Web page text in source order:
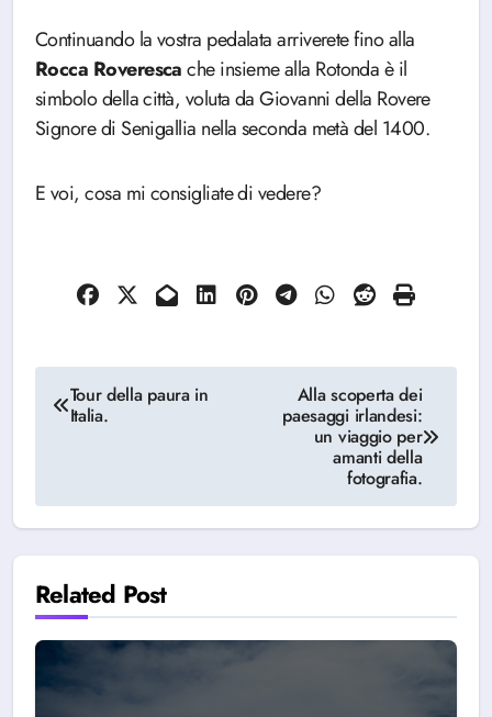
Continuando la vostra pedalata arriverete fino alla
Rocca Roverescache insieme alla Rotonda è il
simbolo della città, voluta da Giovanni della Rovere
Signore di Senigallia nella seconda metà del 1400.
E voi, cosa mi consigliate di vedere?
Navigazione
articoli
Tour della paura in
Italia.
Alla scoperta dei
paesaggi irlandesi:
un viaggio per
amanti della
fotografia.
Related Post